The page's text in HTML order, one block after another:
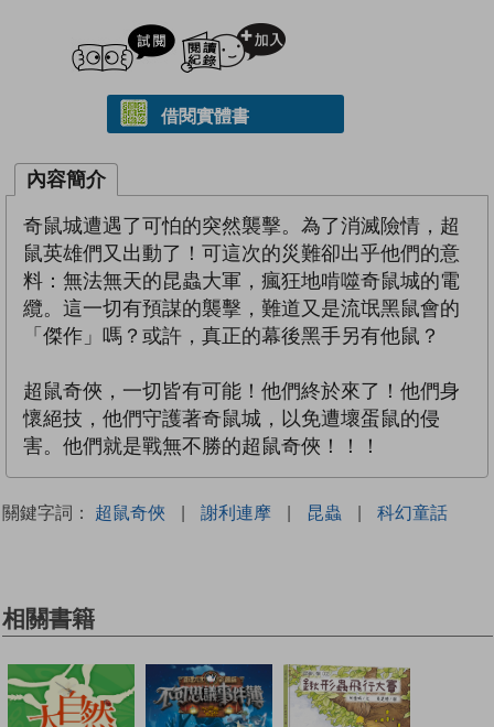
試閲
借閱實體書
內容簡介
奇鼠城遭遇了可怕的突然襲擊。為了消滅險情，超
鼠英雄們又出動了！可這次的災難卻出乎他們的意
料：無法無天的昆蟲大軍，瘋狂地啃噬奇鼠城的電
纜。這一切有預謀的襲擊，難道又是流氓黑鼠會的
「傑作」嗎？或許，真正的幕後黑手另有他鼠？
超鼠奇俠，一切皆有可能！他們終於來了！他們身
懷絕技，他們守護著奇鼠城，以免遭壞蛋鼠的侵
害。他們就是戰無不勝的超鼠奇俠！！！
關鍵字詞： 超鼠奇俠 | 謝利連摩 | 昆蟲 | 科幻童話
相關書籍